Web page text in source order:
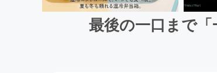
最後の一口まで